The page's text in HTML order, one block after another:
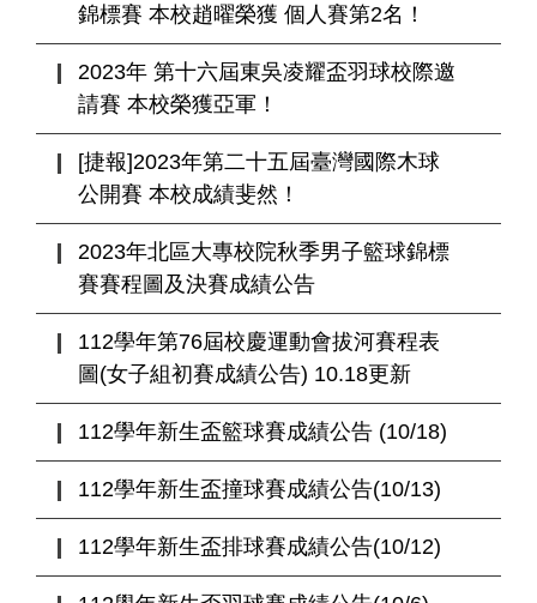
錦標賽 本校趙曜榮獲 個人賽第2名！
2023年 第十六屆東吳凌耀盃羽球校際邀
請賽 本校榮獲亞軍！
[捷報]2023年第二十五屆臺灣國際木球
公開賽 本校成績斐然！
2023年北區大專校院秋季男子籃球錦標
賽賽程圖及決賽成績公告
112學年第76屆校慶運動會拔河賽程表
圖(女子組初賽成績公告) 10.18更新
112學年新生盃籃球賽成績公告 (10/18)
112學年新生盃撞球賽成績公告(10/13)
112學年新生盃排球賽成績公告(10/12)